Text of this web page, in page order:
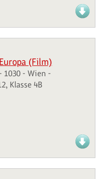
(Film)
1030 - Wien -
Klasse 4B